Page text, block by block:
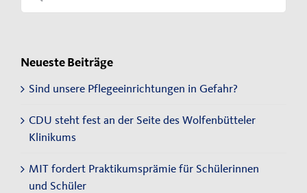
Neueste Beiträge
Sind unsere Pflegeeinrichtungen in Gefahr?
CDU steht fest an der Seite des Wolfenbütteler
Klinikums
MIT fordert Praktikumsprämie für Schülerinnen
und Schüler